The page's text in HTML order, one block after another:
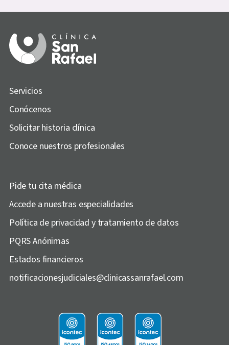
Servicios
Conócenos
Solicitar historia clínica
Conoce nuestros profesionales
Pide tu cita médica
Accede a nuestras especialidades
Política de privacidad y tratamiento de datos
PQRS Anónimas
Estados financieros
notificacionesjudiciales@clinicassanrafael.com